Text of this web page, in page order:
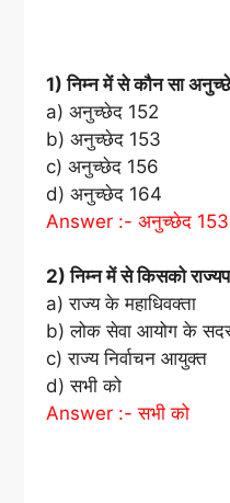
1) निम्न में से कौन सा
a) अनुच्छेद 152
b) अनुच्छेद 153
c) अनुच्छेद 156
d) अनुच्छेद 164
Answer :- अनुच्छेद 153
2) निम्न में से किसको
a) राज्य के महाधिवक्ता
b) लोक सेवा आयोग के
c) राज्य निर्वाचन आयुक्त
d) सभी को
Answer :- सभी को